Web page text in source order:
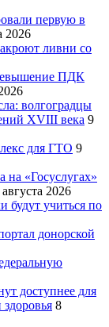
первую в
2026
ливни со
ПДК
волгоградцы
XVIII века 9
для ГТО 9
«Госуслугах»
2026
будут учиться по
донорской
доступнее для
8